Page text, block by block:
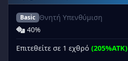
Basic Θνητή Υπενθύμιση
40%
Επιτεθείτε σε 1 εχθρό (205%ATK)